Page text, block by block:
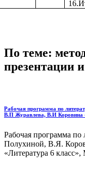
По теме:
презентации
Рабочая программа по
В.П Журавлева, В.И Коровина
Рабочая программа
Полухиной, В.Я.
«Литература 6